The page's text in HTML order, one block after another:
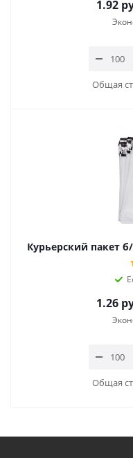
1.92
Общая
Курьерский пакет
1.26
Общая